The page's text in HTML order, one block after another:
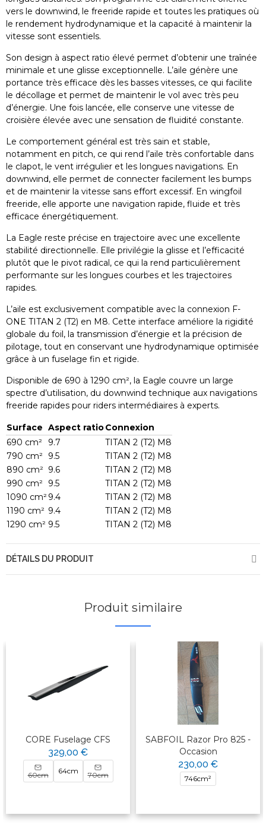
vers le downwind, le freeride rapide et toutes les pratiques où
le rendement hydrodynamique et la capacité à maintenir la
vitesse sont essentiels.
Son design à aspect ratio élevé permet d’obtenir une traînée
minimale et une glisse exceptionnelle. L’aile génère une
portance très efficace dès les basses vitesses, ce qui facilite
le décollage et permet de maintenir le vol avec très peu
d’énergie. Une fois lancée, elle conserve une vitesse de
croisière élevée avec une sensation de fluidité constante.
Le comportement général est très sain et stable,
notamment en pitch, ce qui rend l’aile très confortable dans
le clapot, le vent irrégulier et les longues navigations. En
downwind, elle permet de connecter facilement les bumps
et de maintenir la vitesse sans effort excessif. En wingfoil
freeride, elle apporte une navigation rapide, fluide et très
efficace énergétiquement.
La Eagle reste précise en trajectoire avec une excellente
stabilité directionnelle. Elle privilégie la glisse et l’efficacité
plutôt que le pivot radical, ce qui la rend particulièrement
performante sur les longues courbes et les trajectoires
rapides.
L’aile est exclusivement compatible avec la connexion F-
ONE TITAN 2 (T2) en M8. Cette interface améliore la rigidité
globale du foil, la transmission d’énergie et la précision de
pilotage, tout en conservant une hydrodynamique optimisée
grâce à un fuselage fin et rigide.
Disponible de 690 à 1290 cm², la Eagle couvre un large
spectre d’utilisation, du downwind technique aux navigations
freeride rapides pour riders intermédiaires à experts.
Surface Aspect ratioConnexion
690 cm²
9.7
TITAN 2 (T2) M8
790 cm² 9.5
TITAN 2 (T2) M8
890 cm² 9.6
TITAN 2 (T2) M8
990 cm² 9.5
TITAN 2 (T2) M8
1090 cm²9.4
TITAN 2 (T2) M8
1190 cm² 9.4
TITAN 2 (T2) M8
1290 cm² 9.5 TITAN 2 (T2) M8
DÉTAILS DU PRODUIT
Produit similaire
CORE Fuselage CFS
329,00 €
60cm 64cm 70cm
SABFOIL Razor Pro 825 -
Occasion
230,00 €
746cm²